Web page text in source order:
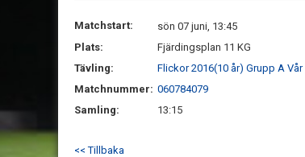
Matchstart:
sön 07 juni, 13:45
Plats:
Fjärdingsplan 11 KG
Tävling:
Flickor 2016(10 år) Grupp A Vår
Matchnummer: 060784079
Samling:
13:15
<< Tillbaka